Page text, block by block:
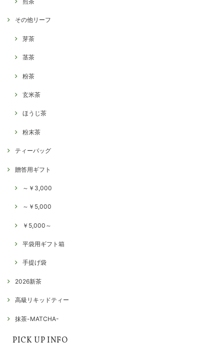
その他リーフ
芽茶
茎茶
粉茶
玄米茶
ほうじ茶
粉末茶
ティーバッグ
贈答用ギフト
～￥3,000
～￥5,000
￥5,000～
平袋用ギフト箱
手提げ袋
2026新茶
高級リキッドティー
抹茶-MATCHA-
PICK UP INFO